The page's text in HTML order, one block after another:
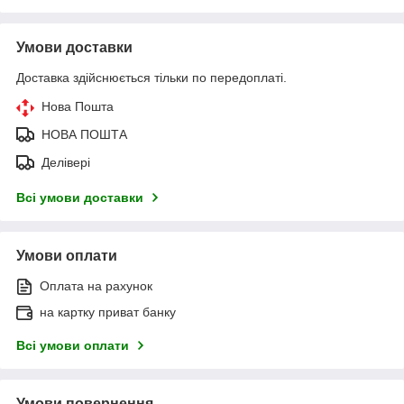
Умови доставки
Доставка здійснюється тільки по передоплаті.
Нова Пошта
НОВА ПОШТА
Делівері
Всі умови доставки
Умови оплати
Оплата на рахунок
на картку приват банку
Всі умови оплати